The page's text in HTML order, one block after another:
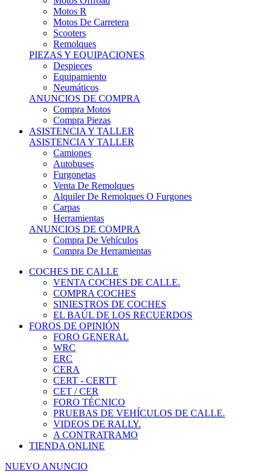
Motos R
Motos De Carretera
Scooters
Remolques
PIEZAS Y EQUIPACIONES
Despieces
Equipamiento
Neumáticos
ANUNCIOS DE COMPRA
Compra Motos
Compra Piezas
ASISTENCIA Y TALLER
ASISTENCIA Y TALLER
Camiones
Autobuses
Furgonetas
Venta De Remolques
Alquiler De Remolques O Furgones
Carpas
Herramientas
ANUNCIOS DE COMPRA
Compra De Vehículos
Compra De Herramientas
COCHES DE CALLE
VENTA COCHES DE CALLE.
COMPRA COCHES
SINIESTROS DE COCHES
EL BAÚL DE LOS RECUERDOS
FOROS DE OPINIÓN
FORO GENERAL
WRC
ERC
CERA
CERT - CERTT
CET / CER
FORO TÉCNICO
PRUEBAS DE VEHÍCULOS DE CALLE.
VIDEOS DE RALLY.
A CONTRATRAMO
TIENDA ONLINE
NUEVO ANUNCIO